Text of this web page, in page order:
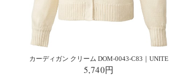
カーディガン クリーム DOM-0043-C83｜UNITE
5,740円